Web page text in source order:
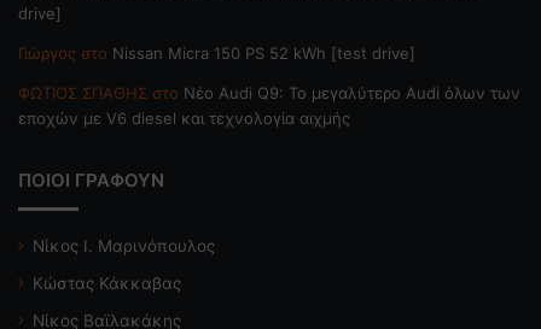
drive]
Γιώργος στο Nissan Micra 150 PS 52 kWh [test drive]
ΦΩΤΙΟΣ ΣΠΑΘΗΣ στο Νέο Audi Q9: Το μεγαλύτερο Audi όλων των
εποχών με V6 diesel και τεχνολογία αιχμής
ΠΟΙΟΙ ΓΡΑΦΟΥΝ
Νίκος Ι. Μαρινόπουλος
Κώστας Κάκκαβας
Νίκος Βαϊλακάκης